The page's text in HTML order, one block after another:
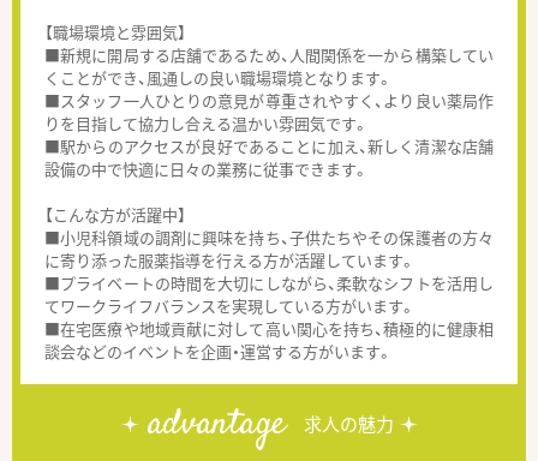
【職場環境と雰囲気】
■新規に開局する店舗であるため、人間関係を一から構築してい
くことができ、風通しの良い職場環境となります。
■スタッフ一人ひとりの意見が尊重されやすく、より良い薬局作
りを目指して協力し合える温かい雰囲気です。
■駅からのアクセスが良好であることに加え、新しく清潔な店舗
設備の中で快適に日々の業務に従事できます。
【こんな方が活躍中】
■小児科領域の調剤に興味を持ち、子供たちやその保護者の方々
に寄り添った服薬指導を行える方が活躍しています。
■プライベートの時間を大切にしながら、柔軟なシフトを活用し
てワークライフバランスを実現している方がいます。
■在宅医療や地域貢献に対して高い関心を持ち、積極的に健康相
談会などのイベントを企画・運営する方がいます。
advantage 求人の魅力